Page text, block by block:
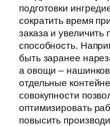
подготовки
сократить время
заказа и увеличить
способность.
быть заранее
а овощи –
отдельные
совокупности
оптимизировать
повысить